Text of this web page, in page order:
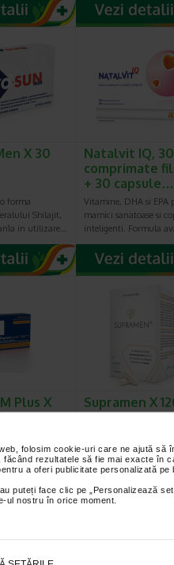
folosim cookie-uri care ne ajută să
rezultatele să fie mai exacte în
a oferi publicitate personalizată pe
puteți face clic pe „Personalizează
ul nostru în orice moment.
X 30
forma
Shilajit,
in utilizare…
Natalvit IQ, 30
comprimate
+ 30 capsule…
Vitamine, DHA si EPA
mamici sanatoase si
inteligenti. Formula
Plus X
– un “plus”
masculina
este…
Supramen X
capsule
SUPRAMEN sustine
spermatogeneza si
imbunatatirea